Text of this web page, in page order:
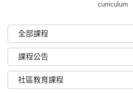
curriculum
全部課程
課程公告
社區教育課程